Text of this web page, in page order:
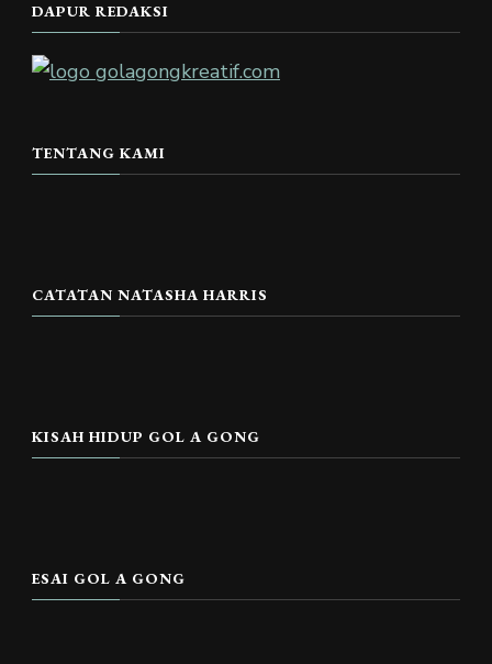
DAPUR REDAKSI
TENTANG KAMI
CATATAN NATASHA HARRIS
KISAH HIDUP GOL A GONG
ESAI GOL A GONG